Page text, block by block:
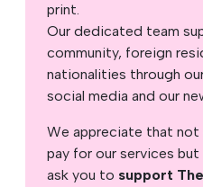
print.
Our dedicated team
community, foreign
nationalities through
social media and our
We appreciate that
pay for our services
ask you to support